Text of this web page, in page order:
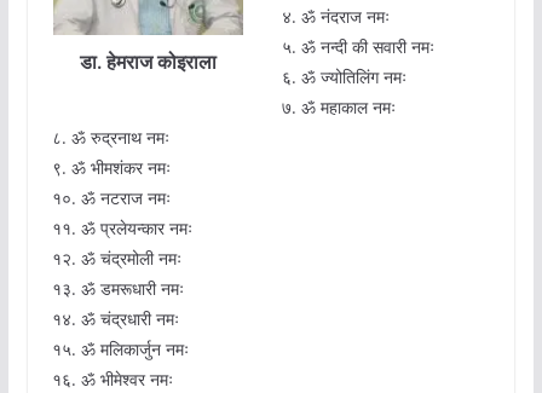
डा. हेमराज कोइराला
४. ॐ नंदराज नमः
५. ॐ नन्दी की सवारी नमः
६. ॐ ज्योतिलिंग नमः
७. ॐ महाकाल नमः
८. ॐ रुद्रनाथ नमः
९. ॐ भीमशंकर नमः
१०. ॐ नटराज नमः
११. ॐ प्रलेयन्कार नमः
१२. ॐ चंद्रमोली नमः
१३. ॐ डमरूधारी नमः
१४. ॐ चंद्रधारी नमः
१५. ॐ मलिकार्जुन नमः
१६. ॐ भीमेश्वर नमः